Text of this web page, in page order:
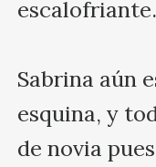
escalofriante.
Sabrina aún
esquina, y
de novia